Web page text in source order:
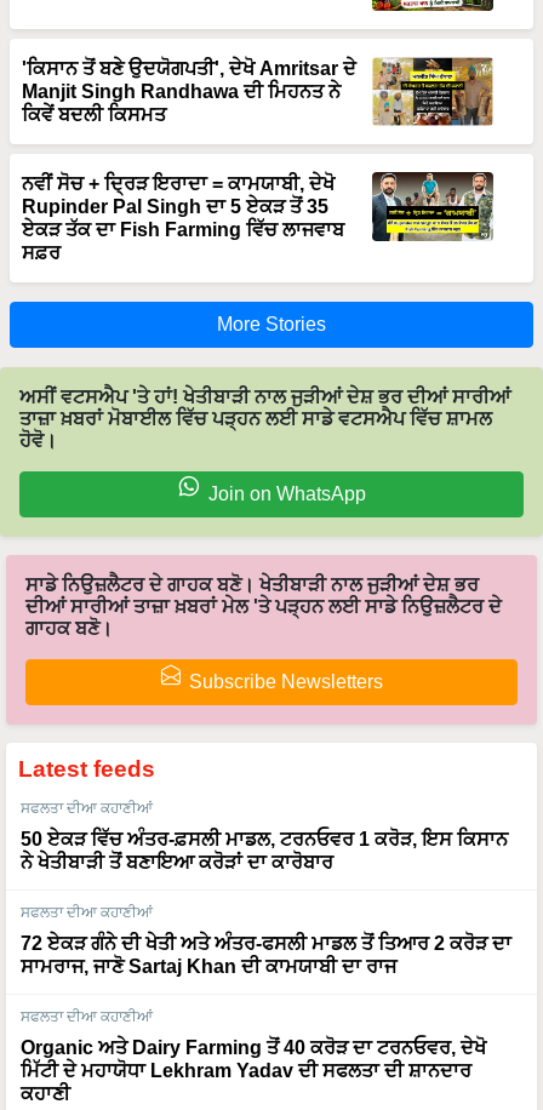
'ਕਿਸਾਨ ਤੋਂ ਬਣੇ ਉਦਯੋਗਪਤੀ', ਦੇਖੋ Amritsar ਦੇ
Manjit Singh Randhawa ਦੀ ਮਿਹਨਤ ਨੇ
ਕਿਵੇਂ ਬਦਲੀ ਕਿਸਮਤ
ਨਵੀਂ ਸੋਚ + ਦ੍ਰਿੜ ਇਰਾਦਾ = ਕਾਮਯਾਬੀ, ਦੇਖੋ
Rupinder Pal Singh ਦਾ 5 ਏਕੜ ਤੋਂ 35
ਏਕੜ ਤੱਕ ਦਾ Fish Farming ਵਿੱਚ ਲਾਜਵਾਬ
ਸਫ਼ਰ
More Stories
ਅਸੀਂ ਵਟਸਐਪ 'ਤੇ ਹਾਂ! ਖੇਤੀਬਾੜੀ ਨਾਲ ਜੁੜੀਆਂ ਦੇਸ਼ ਭਰ ਦੀਆਂ ਸਾਰੀਆਂ
ਤਾਜ਼ਾ ਖ਼ਬਰਾਂ ਮੋਬਾਈਲ ਵਿੱਚ ਪੜ੍ਹਨ ਲਈ ਸਾਡੇ ਵਟਸਐਪ ਵਿੱਚ ਸ਼ਾਮਲ
ਹੋਵੋ।
Join on WhatsApp
ਸਾਡੇ ਨਿਉਜ਼ਲੈਟਰ ਦੇ ਗਾਹਕ ਬਣੋ। ਖੇਤੀਬਾੜੀ ਨਾਲ ਜੁੜੀਆਂ ਦੇਸ਼ ਭਰ
ਦੀਆਂ ਸਾਰੀਆਂ ਤਾਜ਼ਾ ਖ਼ਬਰਾਂ ਮੇਲ 'ਤੇ ਪੜ੍ਹਨ ਲਈ ਸਾਡੇ ਨਿਉਜ਼ਲੈਟਰ ਦੇ
ਗਾਹਕ ਬਣੋ।
Subscribe Newsletters
Latest feeds
ਸਫਲਤਾ ਦੀਆ ਕਹਾਣੀਆਂ
50 ਏਕੜ ਵਿੱਚ ਅੰਤਰ-ਫ਼ਸਲੀ ਮਾਡਲ, ਟਰਨਓਵਰ 1 ਕਰੋੜ, ਇਸ ਕਿਸਾਨ
ਨੇ ਖੇਤੀਬਾੜੀ ਤੋਂ ਬਣਾਇਆ ਕਰੋੜਾਂ ਦਾ ਕਾਰੋਬਾਰ
ਸਫਲਤਾ ਦੀਆ ਕਹਾਣੀਆਂ
72 ਏਕੜ ਗੰਨੇ ਦੀ ਖੇਤੀ ਅਤੇ ਅੰਤਰ-ਫਸਲੀ ਮਾਡਲ ਤੋਂ ਤਿਆਰ 2 ਕਰੋੜ ਦਾ
ਸਾਮਰਾਜ, ਜਾਣੋ Sartaj Khan ਦੀ ਕਾਮਯਾਬੀ ਦਾ ਰਾਜ
ਸਫਲਤਾ ਦੀਆ ਕਹਾਣੀਆਂ
Organic ਅਤੇ Dairy Farming ਤੋਂ 40 ਕਰੋੜ ਦਾ ਟਰਨਓਵਰ, ਦੇਖੋ
ਮਿੱਟੀ ਦੇ ਮਹਾਯੋਧਾ Lekhram Yadav ਦੀ ਸਫਲਤਾ ਦੀ ਸ਼ਾਨਦਾਰ
ਕਹਾਣੀ